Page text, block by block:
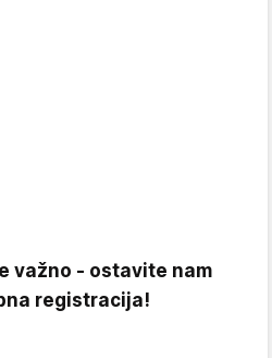
važno - ostavite nam
registracija!